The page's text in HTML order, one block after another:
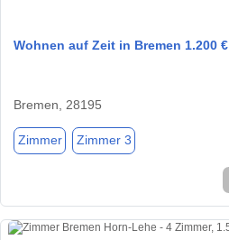
Wohnen auf Zeit in Bremen 1.200 €
Bremen, 28195
Zimmer Zimmer 3